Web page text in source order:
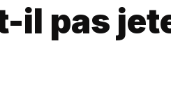
il pas